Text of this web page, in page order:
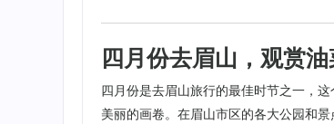
四月份去眉山，观赏
四月份是去眉山旅行的最佳时节之一，
美丽的画卷。在眉山市区的各大公园和